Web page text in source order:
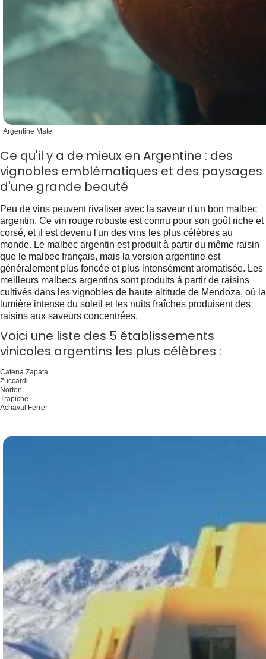
Argentine Mate
Ce qu'il y a de mieux en Argentine : des
vignobles emblématiques et des paysages
d'une grande beauté
Peu de vins peuvent rivaliser avec la saveur d'un bon malbec
argentin. Ce vin rouge robuste est connu pour son goût riche et
corsé, et il est devenu l'un des vins les plus célèbres au
monde. Le malbec argentin est produit à partir du même raisin
que le malbec français, mais la version argentine est
généralement plus foncée et plus intensément aromatisée. Les
meilleurs malbecs argentins sont produits à partir de raisins
cultivés dans les vignobles de haute altitude de Mendoza, où la
lumière intense du soleil et les nuits fraîches produisent des
raisins aux saveurs concentrées.
Voici une liste des 5 établissements
vinicoles argentins les plus célèbres :
Catena Zapata
Zuccardi
Norton
Trapiche
Achaval Ferrer